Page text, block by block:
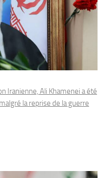
Iranienne, Ali Khamenei a été
la reprise de la guerre